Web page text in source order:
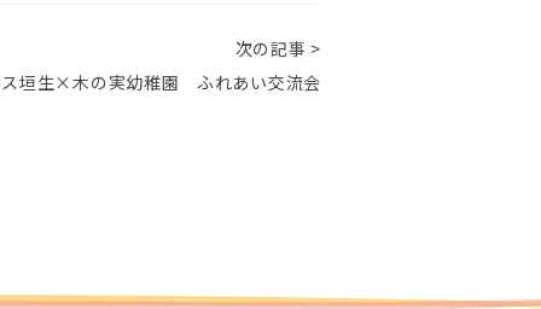
次の記事 >
垣生×木の実幼稚園 ふれあい交流会